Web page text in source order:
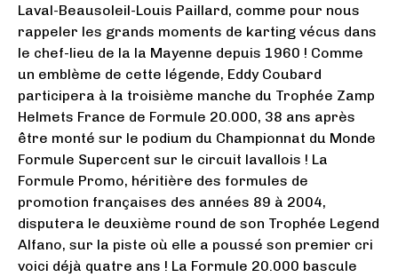
Laval-Beausoleil-Louis Paillard, comme pour nous
rappeler les grands moments de karting vécus dans
le chef-lieu de la la Mayenne depuis 1960 ! Comme
un emblème de cette légende, Eddy Coubard
participera à la troisième manche du Trophée Zamp
Helmets France de Formule 20.000, 38 ans après
être monté sur le podium du Championnat du Monde
Formule Supercent sur le circuit lavallois ! La
Formule Promo, héritière des formules de
promotion françaises des années 89 à 2004,
disputera le deuxième round de son Trophée Legend
Alfano, sur la piste où elle a poussé son premier cri
voici déjà quatre ans ! La Formule 20.000 bascule